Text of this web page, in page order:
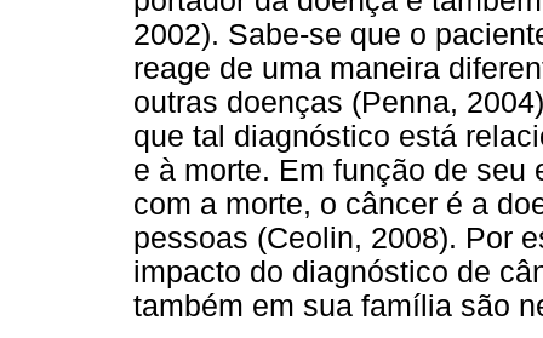
2002). Sabe-se que o
reage de uma maneira
outras doenças (Penna,
que tal diagnóstico está
e à morte. Em função de
com a morte, o câncer é a
pessoas (Ceolin, 2008). Por
impacto do diagnóstico de
também em sua família são